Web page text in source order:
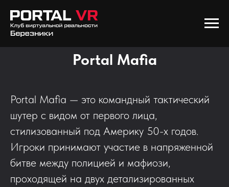
Portal Mafia
Portal Mafia — это командный тактический
шутер с видом от первого лица,
стилизованный под Америку 50-х годов.
Игроки принимают участие в напряженной
битве между полицией и мафиози,
проходящей на двух детализированных